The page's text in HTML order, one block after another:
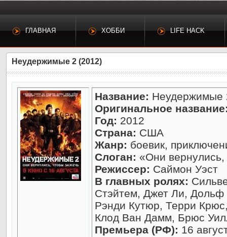
ГЛАВНАЯ ХОББИ LIFE HACK
Неудержимые 2 (2012)
Название: Неудержимые
Оригинальное
Год: 2012
Страна: США
Жанр: боевик,
Слоган: «Они
Режиссер: Саймон Уэст
В главных ролях:
Стэйтем, Джет Ли, Дольф
Рэнди Кутюр, Терри
Клод Ван Дамм, Брюс
Премьера (РФ): 16